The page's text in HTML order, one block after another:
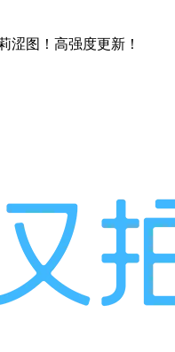
涩图！高强度更新！